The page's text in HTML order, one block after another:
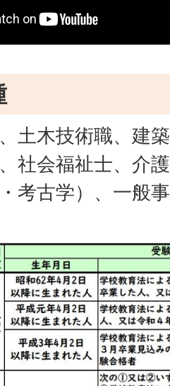
土木技術職、建
社会福祉士、介
考古学）、一般